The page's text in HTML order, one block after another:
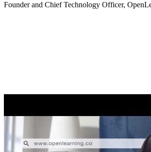
Founder and Chief Technology Officer,